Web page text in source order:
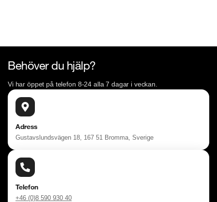
Behöver du hjälp?
Vi har öppet på telefon 8-24 alla 7 dagar i veckan.
Adress
Gustavslundsvägen 18, 167 51 Bromma, Sverige
Telefon
+46 (0)8 590 930 40